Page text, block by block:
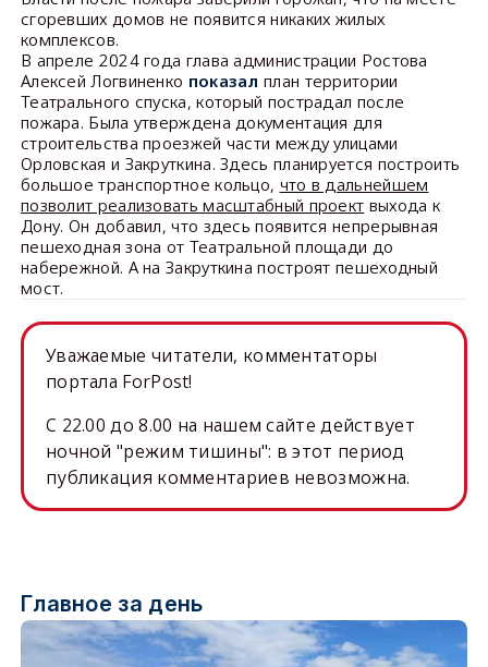
сгоревших домов не появится никаких жилых
комплексов.
В апреле 2024 года глава администрации Ростова
Алексей Логвиненко показалплан территории
Театрального спуска, который пострадал после
пожара. Была утверждена документация для
строительства проезжей части между улицами
Орловская и Закруткина. Здесь планируется построить
большое транспортное кольцо, что в дальнейшем
позволит реализовать масштабный проект выхода к
Дону. Он добавил, что здесь появится непрерывная
пешеходная зона от Театральной площади до
набережной. А на Закруткина построят пешеходный
мост.
Уважаемые читатели, комментаторы
портала ForPost!
C 22.00 до 8.00 на нашем сайте действует
ночной "режим тишины": в этот период
публикация комментариев невозможна.
Главное за день